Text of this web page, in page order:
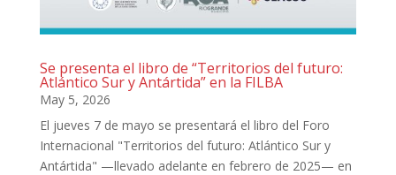
Se presenta el libro de “Territorios del futuro:
Atlántico Sur y Antártida” en la FILBA
May 5, 2026
El jueves 7 de mayo se presentará el libro del Foro
Internacional "Territorios del futuro: Atlántico Sur y
Antártida" —llevado adelante en febrero de 2025— en